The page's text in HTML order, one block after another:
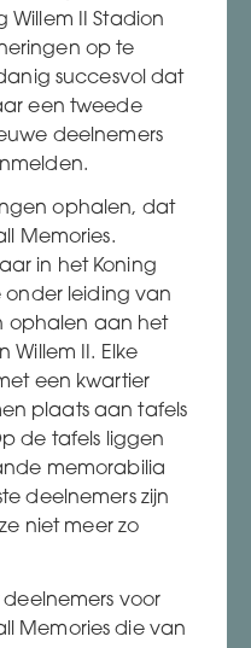
Willem II Stadion
op te
succesvol dat
een tweede
deelnemers
ophalen, dat
Memories.
in het Koning
onder leiding van
ophalen aan het
Willem II. Elke
een kwartier
plaats aan tafels
de tafels liggen
memorabilia
deelnemers zijn
niet meer zo
deelnemers voor
Memories die van